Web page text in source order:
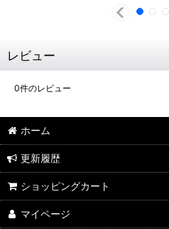
レビュー
0件のレビュー
ホーム
更新履歴
ショッピングカート
マイページ